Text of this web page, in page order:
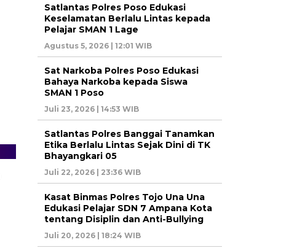
Satlantas Polres Poso Edukasi
Keselamatan Berlalu Lintas kepada
Pelajar SMAN 1 Lage
Agustus 5, 2026 | 12:01 WIB
Sat Narkoba Polres Poso Edukasi
Bahaya Narkoba kepada Siswa
SMAN 1 Poso
Juli 23, 2026 | 14:53 WIB
Satlantas Polres Banggai Tanamkan
Etika Berlalu Lintas Sejak Dini di TK
Bhayangkari 05
Juli 22, 2026 | 23:36 WIB
Kasat Binmas Polres Tojo Una Una
Edukasi Pelajar SDN 7 Ampana Kota
tentang Disiplin dan Anti-Bullying
Juli 20, 2026 | 18:24 WIB